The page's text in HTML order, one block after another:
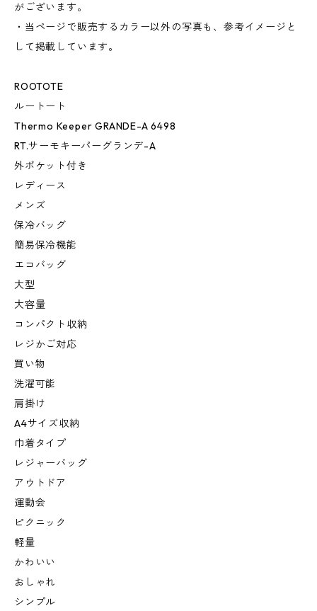
がございます。
・当ページで販売するカラー以外の写真も、参考イメージと
して掲載しています。
ROOTOTE
ルートート
Thermo Keeper GRANDE-A 6498
RT.サーモキーパーグランデ-A
外ポケット付き
レディース
メンズ
保冷バッグ
簡易保冷機能
エコバッグ
大型
大容量
コンパクト収納
レジかご対応
買い物
洗濯可能
肩掛け
A4サイズ収納
巾着タイプ
レジャーバッグ
アウトドア
運動会
ピクニック
軽量
かわいい
おしゃれ
シンプル